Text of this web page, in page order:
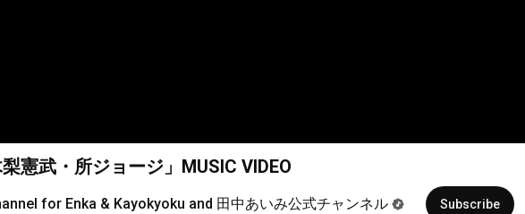
憲武・所ジョージ」MUSIC VIDEO
for Enka & Kayokyoku and 田中あいみ公式チャンネル Subscribe